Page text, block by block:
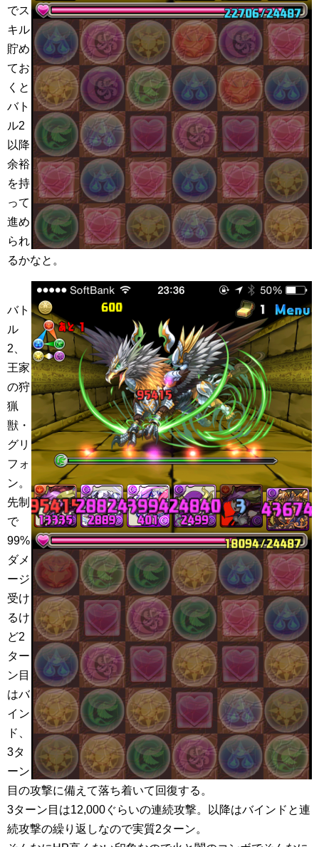
でス
キル
貯め
てお
くと
バト
ル2
以降
余裕
を持
って
進め
られ
るかなと。
バト
ル
2、
王家
の狩
猟
獣・
グリ
フォ
ン。
先制
で
99%
ダメ
ージ
受け
るけ
ど2
ター
ン目
はバ
イン
ド、
3タ
ーン
目の攻撃に備えて落ち着いて回復する。
3ターン目は12,000ぐらいの連続攻撃。以降はバインドと連
続攻撃の繰り返しなので実質2ターン。